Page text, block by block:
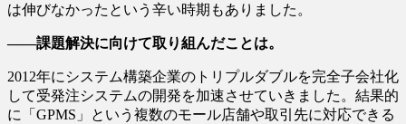
は伸びなかったという辛い時期もありました。
――課題解決に向けて取り組んだことは。
2012年にシステム構築企業のトリプルダブルを完全子会社化
して受発注システムの開発を加速させていきました。結果的
に「GPMS」という複数のモール店舗や取引先に対応できる